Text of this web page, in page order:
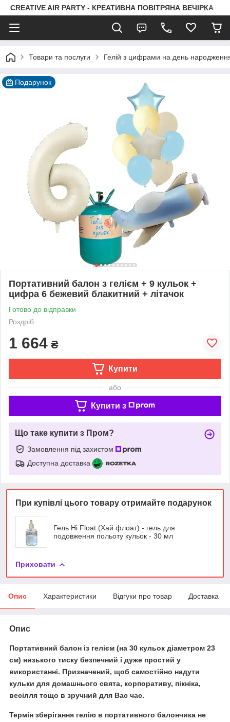
CREATIVE AIR PARTY - КРЕАТИВНА ПОВІТРЯНА ВЕЧІРКА
Товари та послуги Гелій з цифрами на день
Подарунок
Портативний балон з гелієм + 9 кульок +
цифра 6 бежевий блакитний + літачок
Готово до відправки
Роздріб
1 664 ₴
Купити
або
Купити з
Що таке купити з Пром?
Замовлення під захистом
Доступна доставка
При купівлі цього товару отримайте подарунок
Гель Hi Float (Хай флоат) - гель для
подовження польоту кульок - 30 мл
Приховати
Опис Характеристики Відгуки про товар Доставка
Опис
Портативний балон із гелієм (на 30 кульок діаметром 23
см) низького тиску безпечний і дуже простий у
використанні. Призначений, щоб самостійно надути
кульки для домашнього свята, корпоративу, пікніка,
весілля тощо в зручний для Вас час.
Термін зберігання гелію в портативного балончика не